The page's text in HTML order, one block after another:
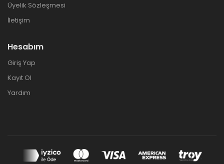
Üyelik Sözleşmesi
İletişim
Hesabım
Giriş Yap
Kayıt Ol
Yardım